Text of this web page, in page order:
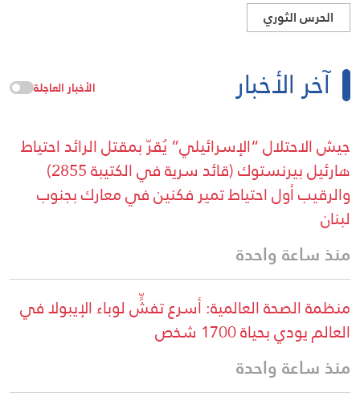
الحرس الثوري
آخر الأخبار الأخبار العاجلة
جيش الاحتلال “الإسرائيلي” يُقرّ بمقتل الرائد احتياط
هارئيل بيرنستوك (قائد سرية في الكتيبة 2855)
والرقيب أول احتياط تمير فكنين في معارك بجنوب
لبنان
منذ ساعة واحدة
منظمة الصحة العالمية: أسرع تفشٍّ لوباء الإيبولا في
العالم يودي بحياة 1700 شخص
منذ ساعة واحدة